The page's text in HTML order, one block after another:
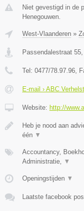
Niet gevestigd in de
Henegouwen.
West-Vlaanderen »
Passendalestraat 55,
Tel: 0477/78.97.96,
E-mail › ABC
Website: http://
Heb je nood aan
één ▼
Accountancy,
Administratie, ▼
Openingstijden ▼
Laatste facebook